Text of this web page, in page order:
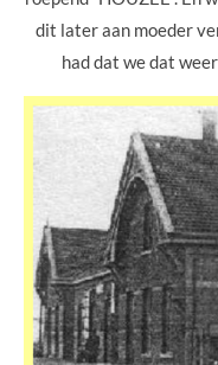
dit later aan moeder
had dat we dat